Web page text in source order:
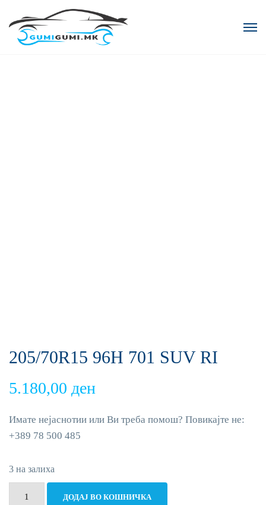
205/70R15 96H 701 SUV RI
5.180,00 ден
Имате нејаснотии или Ви треба помош? Повикајте не:
+389 78 500 485
3 на залиха
ДОДАЈ ВО КОШНИЧКА